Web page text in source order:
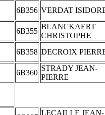
6B356 VERDAT
6B355
BLANCKAERT
CHRISTOPHE
6B358 DECROIX
6B360
STRADY JEAN-
PIERRE
LECAILLE JEAN-